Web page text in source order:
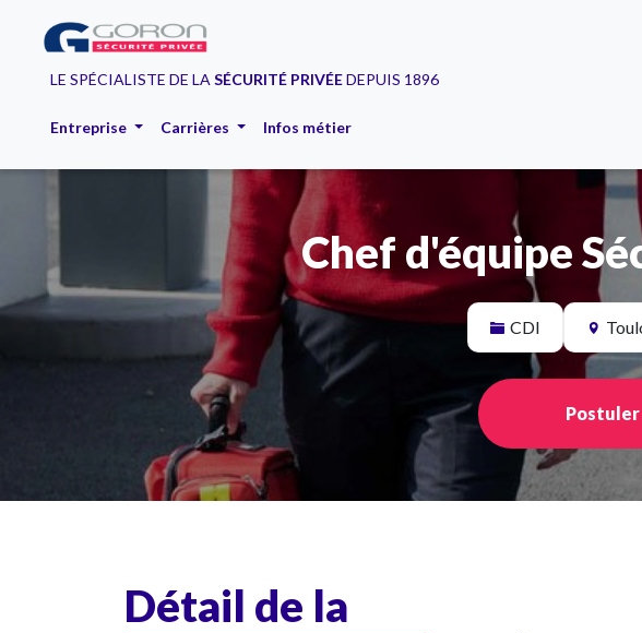
LE SPÉCIALISTE DE LA SÉCURITÉ PRIVÉEDEPUIS 1896
Entreprise Carrières Infos métier
Chef d'équipe
CDI
Postuler
Détail de la